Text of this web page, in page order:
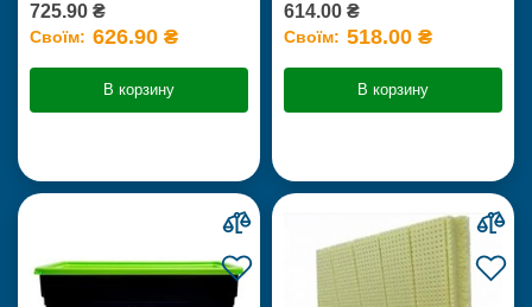
725.90 ₴
Своїм: 626.90 ₴
В корзину
614.00 ₴
Своїм: 518.00 ₴
В корзину